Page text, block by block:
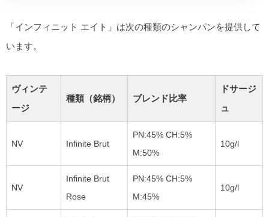
「インフィニット エイト」は次の種類のシャンパンを提供して
います。
ヴィンテ
ージ
種類（銘柄） ブレンド比率
ドサージ
ュ
NV Infinite Brut
PN:45% CH:5%
M:50%
10g/l
NV
Infinite Brut
Rose
PN:45% CH:5%
M:45%
10g/l